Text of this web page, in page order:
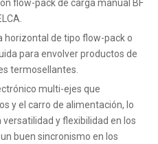
flow-pack de carga manual BF
horizontal de tipo flow-pack o
para envolver productos de
termosellantes.
multi-ejes que
y el carro de alimentación, lo
y flexibilidad en los
buen sincronismo en los